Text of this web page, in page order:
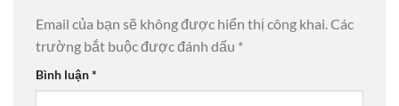
Email của bạn sẽ không được hiển thị công khai.Các
trường bắt buộc được đánh dấu *
Bình luận*